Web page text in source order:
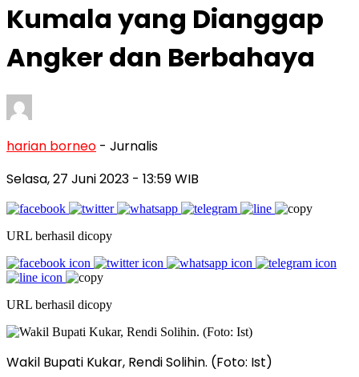
Kumala yang Dianggap
Angker dan Berbahaya
harian borneo - Jurnalis
Selasa, 27 Juni 2023 - 13:59 WIB
URL berhasil dicopy
URL berhasil dicopy
Wakil Bupati Kukar, Rendi Solihin. (Foto: Ist)